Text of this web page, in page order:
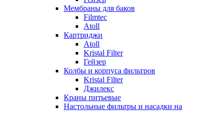
Мембраны для баков
Filmtec
Atoll
Картриджи
Atoll
Kristal Filter
Гейзер
Колбы и корпуса фильтров
Kristal Filter
Джилекс
Краны питьевые
Настольные фильтры и насадки на